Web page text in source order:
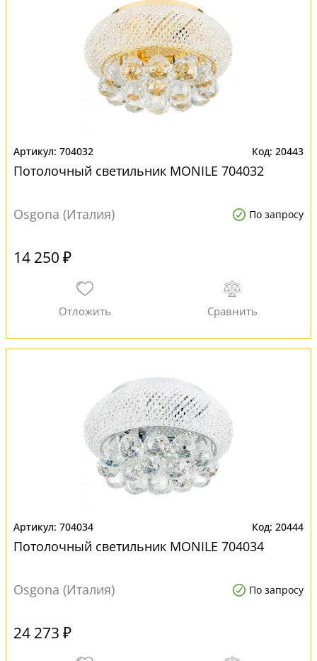
704032 20443
Потолочный светильник MONILE 704032
Osgona (Италия) По запросу
14 250 ₽
704034 20444
Потолочный светильник MONILE 704034
Osgona (Италия) По запросу
24 273 ₽